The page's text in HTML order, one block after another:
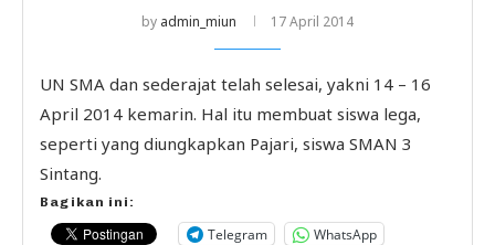
by admin_miun 17 April 2014
UN SMA dan sederajat telah selesai, yakni 14 – 16
April 2014 kemarin. Hal itu membuat siswa lega,
seperti yang diungkapkan Pajari, siswa SMAN 3
Sintang.
Bagikan ini:
Telegram WhatsApp